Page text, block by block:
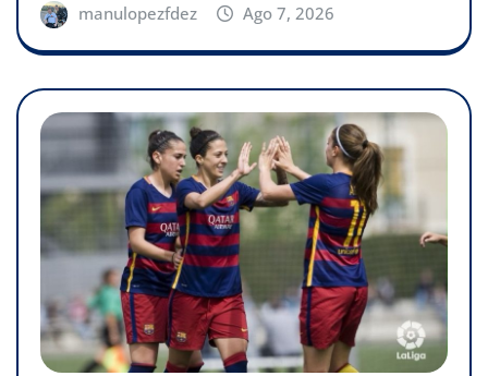
manulopezfdez Ago 7, 2026